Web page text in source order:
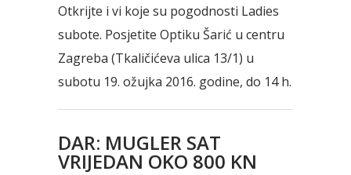
Otkrijte i vi koje su pogodnosti Ladies
subote. Posjetite Optiku Šarić u centru
Zagreba (Tkaličićeva ulica 13/1) u
subotu 19. ožujka 2016. godine, do 14 h.
DAR: MUGLER SAT
VRIJEDAN OKO 800 KN